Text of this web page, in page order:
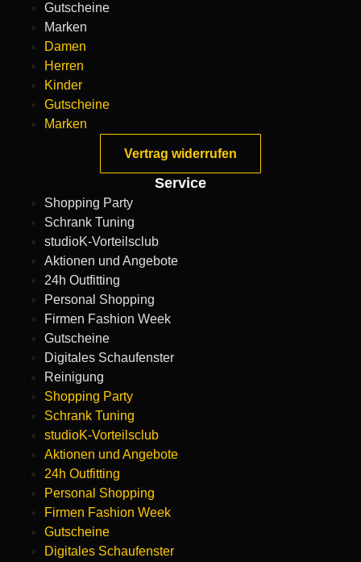
Gutscheine
Marken
Damen
Herren
Kinder
Gutscheine
Marken
Vertrag widerrufen
Service
Shopping Party
Schrank Tuning
studioK-Vorteilsclub
Aktionen und Angebote
24h Outfitting
Personal Shopping
Firmen Fashion Week
Gutscheine
Digitales Schaufenster
Reinigung
Shopping Party
Schrank Tuning
studioK-Vorteilsclub
Aktionen und Angebote
24h Outfitting
Personal Shopping
Firmen Fashion Week
Gutscheine
Digitales Schaufenster